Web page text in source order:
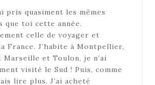
pris quasiment les mêmes
que toi cette année.
celle de voyager et
France. J’habite à Montpellier,
Marseille et Toulon, je n’ai
visité le Sud ! Puis, comme
lire plus. J’ai acheté